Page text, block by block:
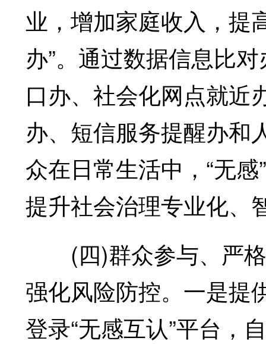
业，增加家庭收入，提
办”。通过数据信息比
口办、社会化网点就近
办、短信服务提醒办和
众在日常生活中，“无
提升社会治理专业化、
(四)群众参与、严格
强化风险防控。一是提
登录“无感互认”平台，